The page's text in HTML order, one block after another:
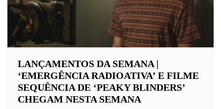
LANÇAMENTOS DA SEMANA |
‘EMERGÊNCIA RADIOATIVA’ E FILME
SEQUÊNCIA DE ‘PEAKY BLINDERS’
CHEGAM NESTA SEMANA